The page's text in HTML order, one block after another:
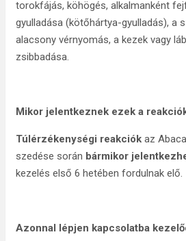
torokfájás, köhögés, alkalmanként
gyulladása (kötőhártya-gyulladás), a
alacsony vérnyomás, a kezek vagy
zsibbadása.
Mikor jelentkeznek ezek a
Túlérzékenységi reakciók az
szedése során bármikor
kezelés első 6 hetében fordulnak elő.
Azonnal lépjen kapcsolatba